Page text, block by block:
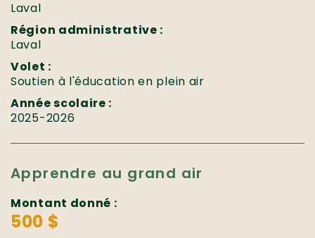
Laval
Région administrative :
Laval
Volet :
Soutien à l'éducation en plein air
Année scolaire :
2025-2026
Apprendre au grand air
Montant donné :
500 $